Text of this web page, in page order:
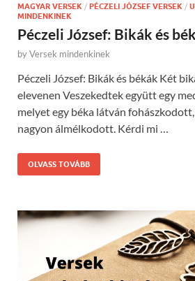
MAGYAR VERSEK / PÉCZELI JÓZSEF VERSEK /
MINDENKINEK
Péczeli József: Bikák és
byVersek mindenkinek
Péczeli József: Bikák és békák Két
elevenen Veszekedtek együtt egy
melyet egy béka látván
nagyon álmélkodott. Kérdi mi …
OLVASS TOVÁBB